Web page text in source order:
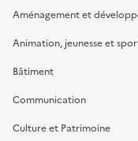
Aménagement et
Animation, jeunesse et
Bâtiment
Communication
Culture et Patrimoine